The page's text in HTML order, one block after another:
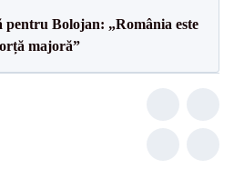
pentru Bolojan: „România este
majoră”